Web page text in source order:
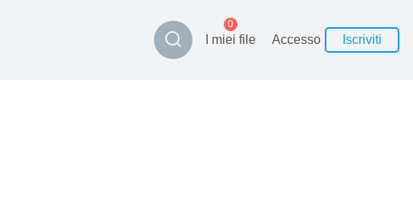
I miei file
0
Accesso Iscriviti